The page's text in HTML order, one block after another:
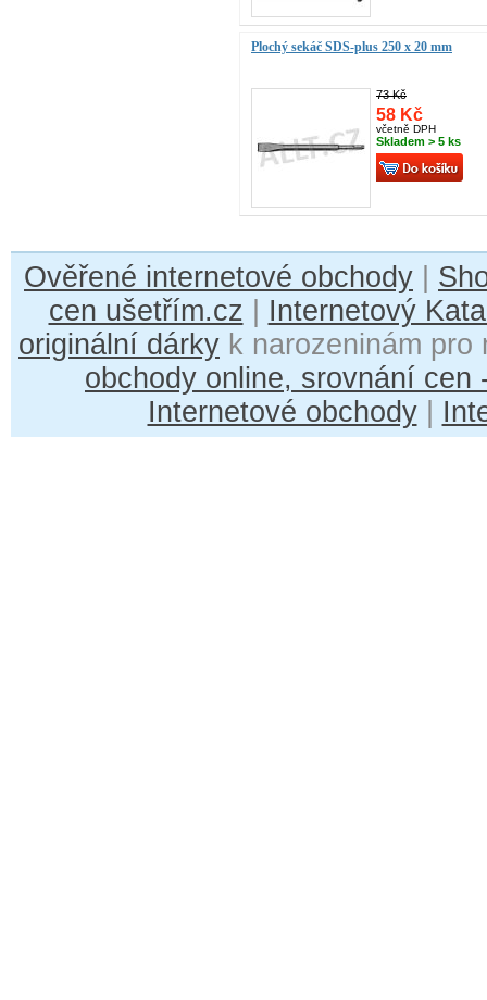
Plochý sekáč SDS-plus 250 x 20 mm
73 Kč
58 Kč
včetně DPH
Skladem > 5 ks
Ověřené internetové obchody
cen ušetřím.cz
Internetový
originální dárky k narozeninám
obchody online, srovnání cen
Internetové obchody|